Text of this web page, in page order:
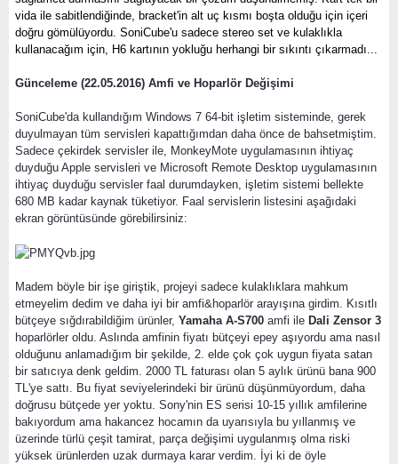
vida ile sabitlendiğinde, bracket'in alt uç kısmı boşta olduğu için içeri
doğru gömülüyordu. SoniCube'u sadece stereo set ve kulaklıkla
kullanacağım için, H6 kartının yokluğu herhangi bir sıkıntı çıkarmadı...
Günceleme (22.05.2016) Amfi ve Hoparlör Değişimi
SoniCube'da kullandığım Windows 7 64-bit işletim sisteminde, gerek
duyulmayan tüm servisleri kapattığımdan daha önce de bahsetmiştim.
Sadece çekirdek servisler ile, MonkeyMote uygulamasının ihtiyaç
duyduğu Apple servisleri ve Microsoft Remote Desktop uygulamasının
ihtiyaç duyduğu servisler faal durumdayken, işletim sistemi bellekte
680 MB kadar kaynak tüketiyor. Faal servislerin listesini aşağıdaki
ekran görüntüsünde görebilirsiniz:
Madem böyle bir işe giriştik, projeyi sadece kulaklıklara mahkum
etmeyelim dedim ve daha iyi bir amfi&hoparlör arayışına girdim. Kısıtlı
bütçeye sığdırabildiğim ürünler, Yamaha A-S700 amfi ile Dali Zensor 3
hoparlörler oldu. Aslında amfinin fiyatı bütçeyi epey aşıyordu ama nasıl
olduğunu anlamadığım bir şekilde, 2. elde çok çok uygun fiyata satan
bir satıcıya denk geldim. 2000 TL faturası olan 5 aylık ürünü bana 900
TL'ye sattı. Bu fiyat seviyelerindeki bir ürünü düşünmüyordum, daha
doğrusu bütçede yer yoktu. Sony'nin ES serisi 10-15 yıllık amfilerine
bakıyordum ama hakancez hocamın da uyarısıyla bu yıllanmış ve
üzerinde türlü çeşit tamirat, parça değişimi uygulanmış olma riski
yüksek ürünlerden uzak durmaya karar verdim. İyi ki de öyle